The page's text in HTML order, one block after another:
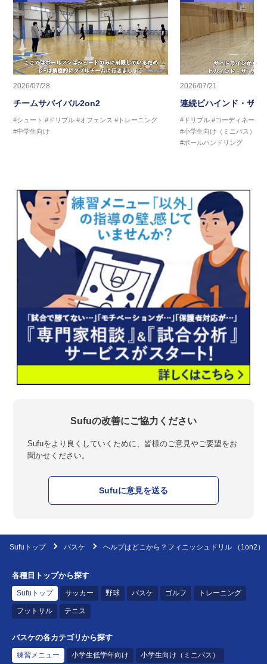
2026/07/28
チームサバイバル2on2
#シュート #ドリブル #オフェンス #トレーニング
#中学生向け
2026/07/21
連続ビハインド・ザ・
#ドリブル #コーディネーシ
#小学生向け（ミニバス）
#ボールハンドリング
Sufuの改善にご協力ください
Sufuをより良くしていくために、皆様のご意見やご要望をお
聞かせください。
Sufuに意見を送る
Sufuトップ バスケ ヘルプはどこから？フィニッシュドリル （1on2）
各種目トップから探す
Sufuトップ サッカー 野球 バスケ ゴルフ トレーニング
フットサル テニス
バスケの各カテゴリから探す
練習メニュー 小学生低学年向け 小学生向け（ミニバス）